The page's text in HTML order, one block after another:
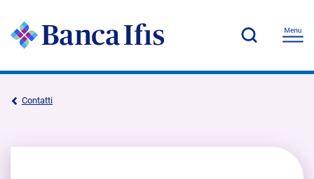
Contatti